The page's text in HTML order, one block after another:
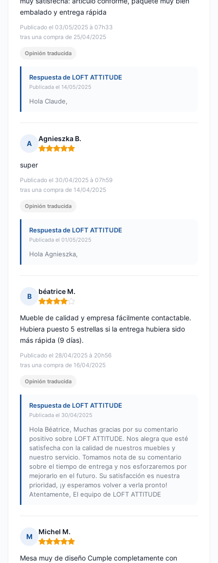
Publicado el 03/05/2025 à 07h33
tras una compra de 25/04/2025
embalado y entrega rápida
Opinión traducida
Respuesta de LOFT ATTITUDE
Publicada el 14/05/2025
Hola Claude,
A
Agnieszka B.
Nota: 5 de 5
Publicado el 30/04/2025 à 07h59
tras una compra de 14/04/2025
super
Opinión traducida
Respuesta de LOFT ATTITUDE
Publicada el 01/05/2025
Hola Agnieszka,
B
béatrice M.
Nota: 4 de 5
Publicado el 28/04/2025 à 20h56
tras una compra de 16/04/2025
Mueble de calidad y empresa fácilmente contactable.
Hubiera puesto 5 estrellas si la entrega hubiera sido
más rápida (9 días).
Opinión traducida
Respuesta de LOFT ATTITUDE
Publicada el 30/04/2025
Hola Béatrice, Muchas gracias por su comentario
positivo sobre LOFT ATTITUDE. Nos alegra que esté
satisfecha con la calidad de nuestros muebles y
nuestro servicio. Tomamos nota de su comentario
sobre el tiempo de entrega y nos esforzaremos por
mejorarlo en el futuro. Su satisfacción es nuestra
prioridad, ¡y esperamos volver a verla pronto!
Atentamente, El equipo de LOFT ATTITUDE
M
Michel M.
Nota: 5 de 5
Mesa muy de diseño Cumple completamente con